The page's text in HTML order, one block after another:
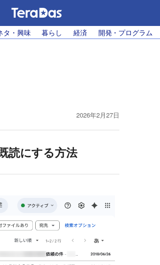
タ・興味 暮らし 経済 開発・プログラム
2026年2月27日
読にする方法